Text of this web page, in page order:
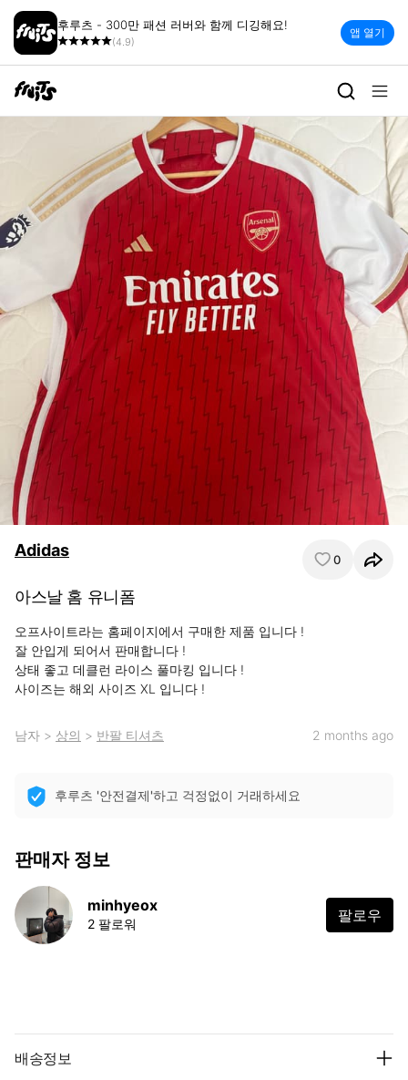
후루츠 - 300만 패션 러버와 함께 디깅해요!
(4.9)
앱 열기
Adidas 0
아스날 홈 유니폼
오프사이트라는 홈페이지에서 구매한 제품 입니다 !
잘 안입게 되어서 판매합니다 !
상태 좋고 데클런 라이스 풀마킹 입니다 !
사이즈는 해외 사이즈 XL 입니다 !
남자 > 상의 > 반팔 티셔츠 2 months ago
후루츠 '안전결제'하고 걱정없이 거래하세요
판매자 정보
minhyeox
2 팔로워 팔로우
배송정보